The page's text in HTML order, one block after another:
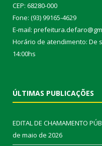
CEP: 68280-000
Fone: (93) 99165-4629
E-mail:
Horário de atendimento: De
14:00hs
ÚLTIMAS PUBLICAÇÕES
EDITAL DE CHAMAMENTO
de maio de 2026